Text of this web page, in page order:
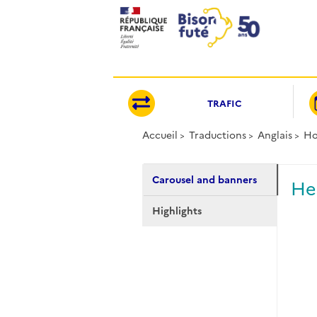
TRAFIC
Accueil Traductions Anglais
Carousel and banners
Highlights
Panneau de gestion des cookies